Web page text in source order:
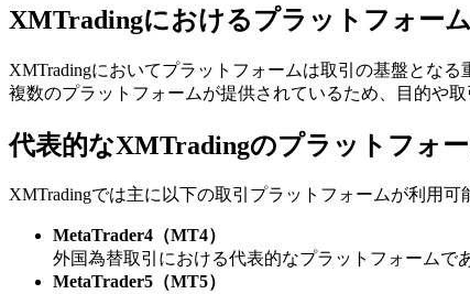
XMTradingにおけるプラットフォー
XMTradingにおいてプラットフォームは取引の基盤とな
複数のプラットフォームが提供されているため、目的や
代表的なXMTradingのプラットフォ
XMTradingでは主に以下の取引プラットフォームが利用可
MetaTrader4（MT4）
外国為替取引における代表的なプラットフォームで
MetaTrader5（MT5）